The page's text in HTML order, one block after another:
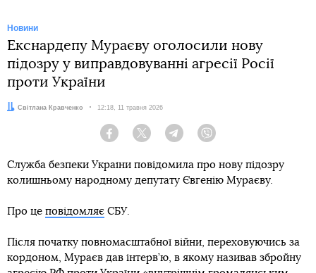
Новини
Екснардепу Мураєву оголосили нову
підозру у виправдовуванні агресії Росії
проти України
Автор:
Світлана Кравченко Дата:
12:18, 11 травня 2026
Facebook Twitter Telegram
Служба безпеки України повідомила про нову підозру
колишньому народному депутату Євгенію Мураєву.
Про це повідомляє СБУ.
Після початку повномасштабної війни, переховуючись за
кордоном, Мураєв дав інтерв’ю, в якому називав збройну